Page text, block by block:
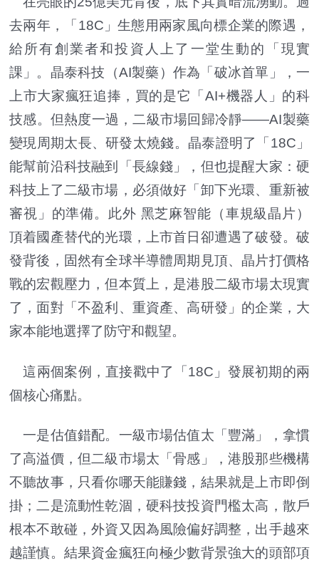
去兩年，「18C」生態用兩家風向標企業的際遇，
給所有創業者和投資人上了一堂生動的「現實
課」。晶泰科技（AI製藥）作為「破冰首單」，一
上市大家瘋狂追捧，買的是它「AI+機器人」的科
技感。但熱度一過，二級市場回歸冷靜——AI製藥
變現周期太長、研發太燒錢。晶泰證明了「18C」
能幫前沿科技融到「長線錢」，但也提醒大家：硬
科技上了二級市場，必須做好「卸下光環、重新被
審視」的準備。此外 黑芝麻智能（車規級晶片）
頂着國產替代的光環，上市首日卻遭遇了破發。破
發背後，固然有全球半導體周期見頂、晶片打價格
戰的宏觀壓力，但本質上，是港股二級市場太現實
了，面對「不盈利、重資產、高研發」的企業，大
家本能地選擇了防守和觀望。
這兩個案例，直接戳中了「18C」發展初期的兩
個核心痛點。
一是估值錯配。一級市場估值太「豐滿」，拿慣
了高溢價，但二級市場太「骨感」，港股那些機構
不聽故事，只看你哪天能賺錢，結果就是上市即倒
掛；二是流動性乾涸，硬科技投資門檻太高，散戶
根本不敢碰，外資又因為風險偏好調整，出手越來
越謹慎。結果資金瘋狂向極少數背景強大的頭部項